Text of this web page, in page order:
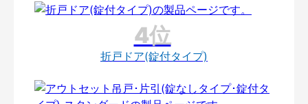
折戸ドア(錠付タイプ)